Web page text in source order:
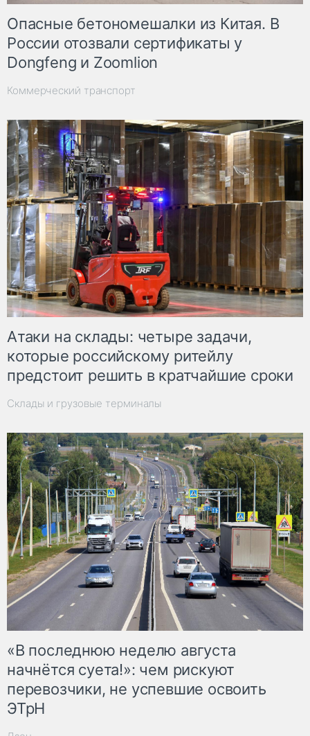
Опасные бетономешалки из Китая. В
России отозвали сертификаты у
Dongfeng и Zoomlion
Коммерческий транспорт
Атаки на склады: четыре задачи,
которые российскому ритейлу
предстоит решить в кратчайшие сроки
Склады и грузовые терминалы
«В последнюю неделю августа
начнётся суета!»: чем рискуют
перевозчики, не успевшие освоить
ЭТрН